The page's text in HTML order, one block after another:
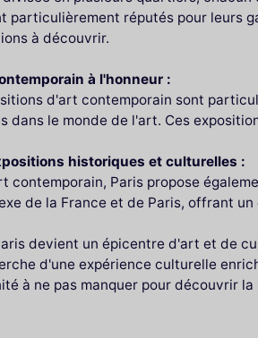
particulièrement réputés pour leurs
à découvrir.
à l'honneur :
d'art contemporain sont
dans le monde de l'art. Ces
historiques et culturelles :
contemporain, Paris propose
de la France et de Paris, offrant
devient un épicentre d'art et de
d'une expérience culturelle
à ne pas manquer pour découvrir